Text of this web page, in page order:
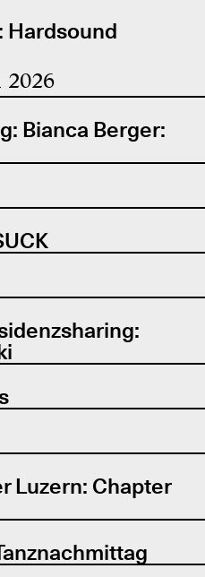
Hardsound
Bianca Berger:
Luzern: Chapter